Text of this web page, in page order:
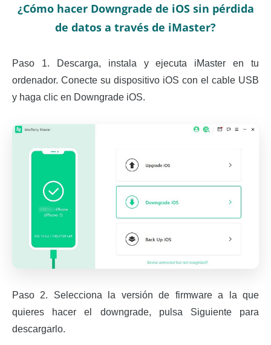
¿Cómo hacer Downgrade de iOS sin pérdida
de datos a través de iMaster?
Paso 1. Descarga, instala y ejecuta iMaster en tu
ordenador. Conecte su dispositivo iOS con el cable USB
y haga clic en Downgrade iOS.
Paso 2. Selecciona la versión de firmware a la que
quieres hacer el downgrade, pulsa Siguiente para
descargarlo.